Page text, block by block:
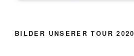
BILDER UNSERER TOUR 2020